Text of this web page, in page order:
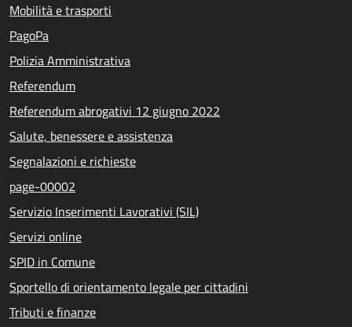
Mobilità e trasporti
PagoPa
Polizia Amministrativa
Referendum
Referendum abrogativi 12 giugno 2022
Salute, benessere e assistenza
Segnalazioni e richieste
page-00002
Servizio Inserimenti Lavorativi (SIL)
Servizi online
SPID in Comune
Sportello di orientamento legale per cittadini
Tributi e finanze